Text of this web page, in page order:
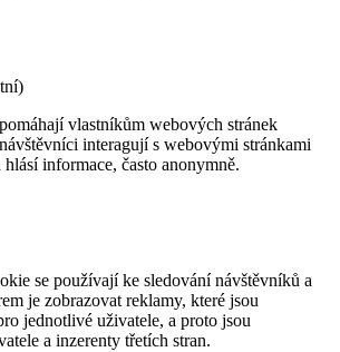
vlastníkům webových stránek
interagují s webovými stránkami
informace, často anonymně.
se používají ke sledování návštěvníků a
je zobrazovat reklamy, které jsou
jednotlivé uživatele, a proto jsou
a inzerenty třetích stran.